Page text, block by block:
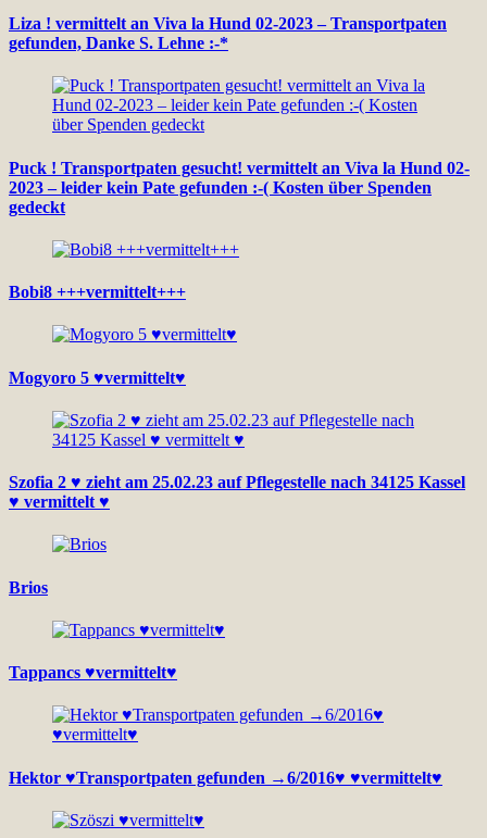
Liza ! vermittelt an Viva la Hund 02-2023 – Transportpaten
gefunden, Danke S. Lehne :-*
Puck ! Transportpaten gesucht! vermittelt an Viva la Hund 02-
2023 – leider kein Pate gefunden :-( Kosten über Spenden
gedeckt
Bobi8 +++vermittelt+++
Mogyoro 5 ♥vermittelt♥
Szofia 2 ♥ zieht am 25.02.23 auf Pflegestelle nach 34125 Kassel
♥ vermittelt ♥
Brios
Tappancs ♥vermittelt♥
Hektor ♥Transportpaten gefunden →6/2016♥ ♥vermittelt♥